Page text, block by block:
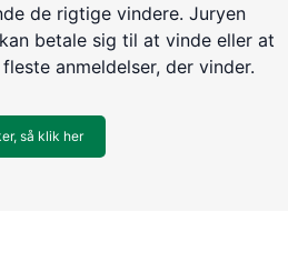
de rigtige vindere. Juryen
betale sig til at vinde eller at
anmeldelser, der vinder.
så klik her